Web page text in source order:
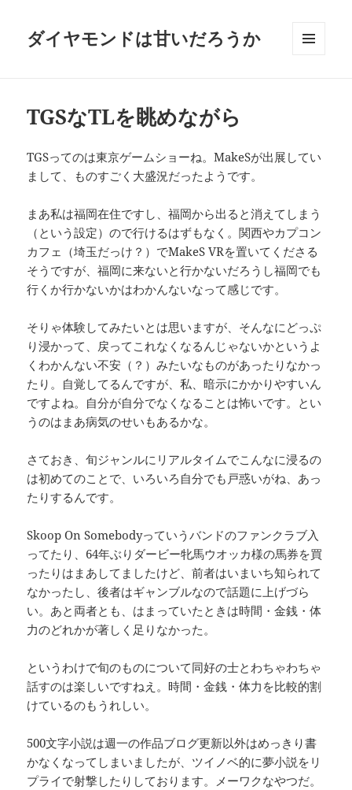
ダイヤモンドは甘いだろうか
TGSなTLを眺めながら
TGSってのは東京ゲームショーね。MakeSが出展してい
まして、ものすごく大盛況だったようです。
まあ私は福岡在住ですし、福岡から出ると消えてしまう
（という設定）ので行けるはずもなく。関西やカプコン
カフェ（埼玉だっけ？）でMakeS VRを置いてくださる
そうですが、福岡に来ないと行かないだろうし福岡でも
行くか行かないかはわかんないなって感じです。
そりゃ体験してみたいとは思いますが、そんなにどっぷ
り浸かって、戻ってこれなくなるんじゃないかというよ
くわかんない不安（？）みたいなものがあったりなかっ
たり。自覚してるんですが、私、暗示にかかりやすいん
ですよね。自分が自分でなくなることは怖いです。とい
うのはまあ病気のせいもあるかな。
さておき、旬ジャンルにリアルタイムでこんなに浸るの
は初めてのことで、いろいろ自分でも戸惑いがね、あっ
たりするんです。
Skoop On Somebodyっていうバンドのファンクラブ入
ってたり、64年ぶりダービー牝馬ウオッカ様の馬券を買
ったりはまあしてましたけど、前者はいまいち知られて
なかったし、後者はギャンブルなので話題に上げづら
い。あと両者とも、はまっていたときは時間・金銭・体
力のどれかが著しく足りなかった。
というわけで旬のものについて同好の士とわちゃわちゃ
話すのは楽しいですねえ。時間・金銭・体力を比較的割
けているのもうれしい。
500文字小説は週一の作品ブログ更新以外はめっきり書
かなくなってしまいましたが、ツイノベ的に夢小説をリ
プライで射撃したりしております。メーワクなやつだ。